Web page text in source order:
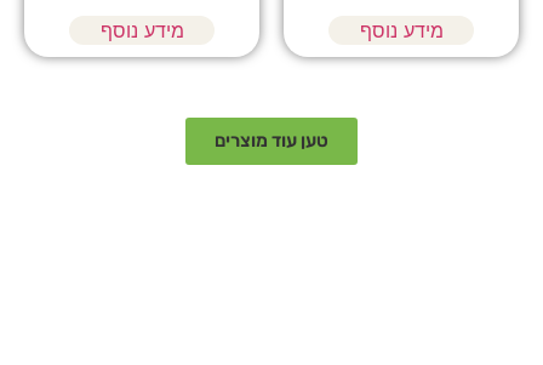
מידע נוסף מידע נוסף
טען עוד מוצרים